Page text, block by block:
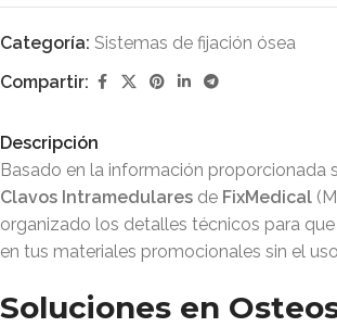
Categoría: Sistemas de fijación ósea
Compartir:
Descripción
Basado en la información proporcionada
Clavos Intramedulares de FixMedical
organizado los detalles técnicos para
en tus materiales promocionales sin el
Soluciones en